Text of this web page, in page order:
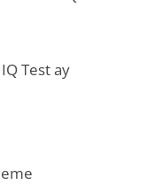
Test ay